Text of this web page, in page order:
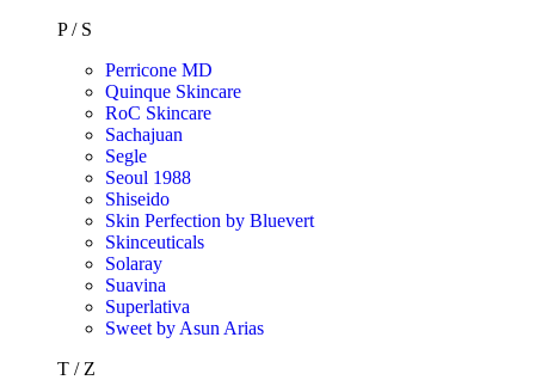
P / S
Perricone MD
Quinque Skincare
RoC Skincare
Sachajuan
Segle
Seoul 1988
Shiseido
Skin Perfection by Bluevert
Skinceuticals
Solaray
Suavina
Superlativa
Sweet by Asun Arias
T / Z